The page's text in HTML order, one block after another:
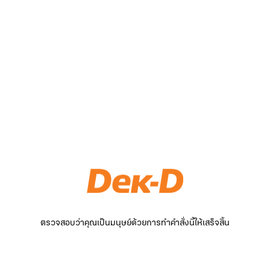
ตรวจสอบว่าคุณเป็นมนุษย์ด้วยการทำคำสั่งนี้ให้เสร็จสิ้น